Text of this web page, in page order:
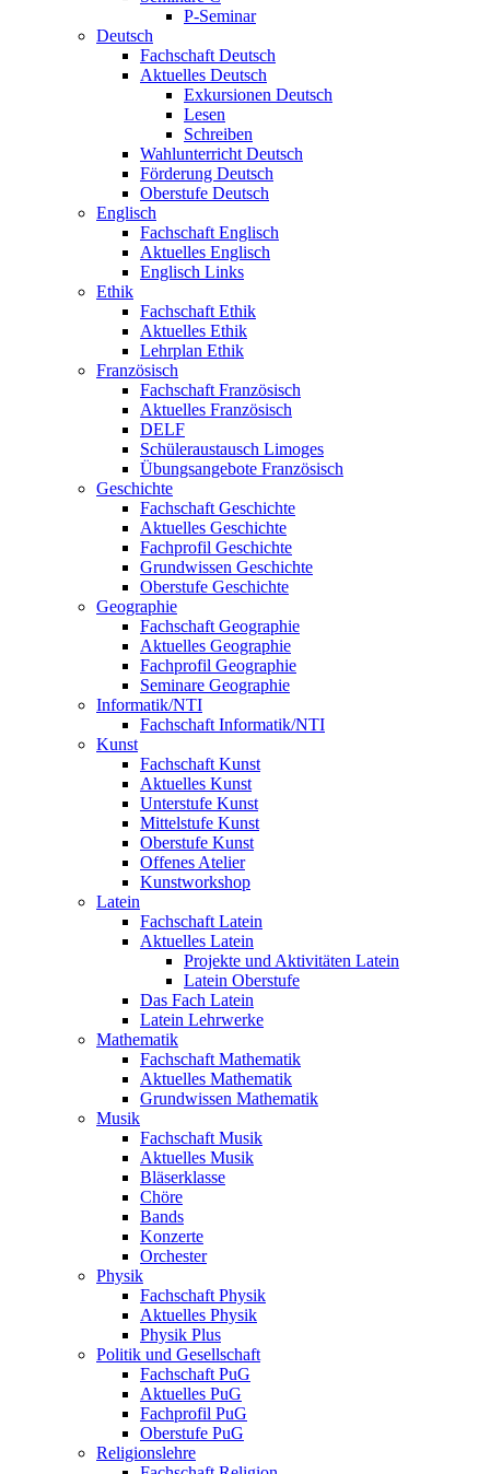
P-Seminar
Deutsch
Fachschaft Deutsch
Aktuelles Deutsch
Exkursionen Deutsch
Lesen
Schreiben
Wahlunterricht Deutsch
Förderung Deutsch
Oberstufe Deutsch
Englisch
Fachschaft Englisch
Aktuelles Englisch
Englisch Links
Ethik
Fachschaft Ethik
Aktuelles Ethik
Lehrplan Ethik
Französisch
Fachschaft Französisch
Aktuelles Französisch
DELF
Schüleraustausch Limoges
Übungsangebote Französisch
Geschichte
Fachschaft Geschichte
Aktuelles Geschichte
Fachprofil Geschichte
Grundwissen Geschichte
Oberstufe Geschichte
Geographie
Fachschaft Geographie
Aktuelles Geographie
Fachprofil Geographie
Seminare Geographie
Informatik/NTI
Fachschaft Informatik/NTI
Kunst
Fachschaft Kunst
Aktuelles Kunst
Unterstufe Kunst
Mittelstufe Kunst
Oberstufe Kunst
Offenes Atelier
Kunstworkshop
Latein
Fachschaft Latein
Aktuelles Latein
Projekte und Aktivitäten Latein
Latein Oberstufe
Das Fach Latein
Latein Lehrwerke
Mathematik
Fachschaft Mathematik
Aktuelles Mathematik
Grundwissen Mathematik
Musik
Fachschaft Musik
Aktuelles Musik
Bläserklasse
Chöre
Bands
Konzerte
Orchester
Physik
Fachschaft Physik
Aktuelles Physik
Physik Plus
Politik und Gesellschaft
Fachschaft PuG
Aktuelles PuG
Fachprofil PuG
Oberstufe PuG
Religionslehre